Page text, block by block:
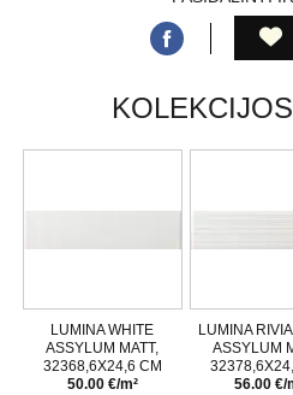
LUMINA WHITE
ASSYLUM MATT,
32368,6X24,6 CM
50.00 €/m²
LUMINA
ASSYLUM
56.00 €/